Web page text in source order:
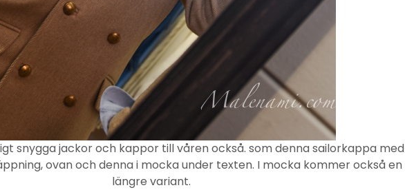
snygga jackor och kappor till våren också. som denna sailorkappa med
ovan och denna i mocka under texten. I mocka kommer också en
längre variant.